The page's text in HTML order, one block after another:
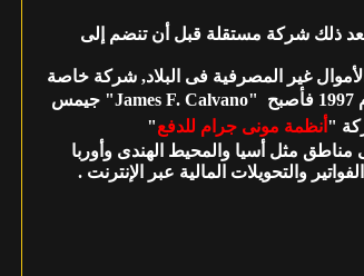
ذلك شركة مستقلة قبل أن تنضم إلى
الأموال غير المصرفية فى البلاد, شركة خاصة
للدفع ) فى عام 1997 فأصبح "James F. Calvano" جيمس
" أنظمة مونى جرام للدفع"
مونى جرام لتشمل أكثر من 96.000 عامل فى مناطق مثل أسيا والمحيط الهندى وأوربا
والتحويلات المالية عبر الإنترنت .